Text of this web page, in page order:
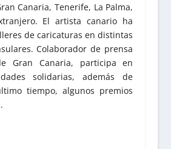
Canaria, Tenerife, La Palma,
El artista canario ha
de caricaturas en distintas
Colaborador de prensa
Gran Canaria, participa en
solidarias, además de
tiempo, algunos premios